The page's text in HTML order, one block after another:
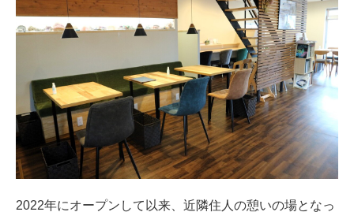
2022年にオープンして以来、近隣住人の憩いの場となっ